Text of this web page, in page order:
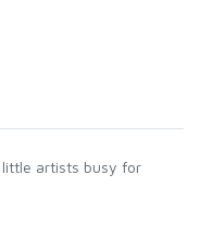
little artists busy for